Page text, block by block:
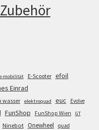
Zubehör
mobilität E-Scooter efoil
Einrad
wasser elektroquad euc
Evolve
FunShop FunShop Wien GT
Ninebot Onewheel quad